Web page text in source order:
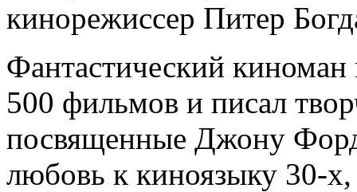
кинорежиссер Питер
Фантастический
500 фильмов и писал
посвященные Джону
любовь к киноязыку 30-